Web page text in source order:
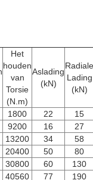
Het
houden
van
Torsie
(N.m)
Aslading
(kN)
Radiale
Lading
(kN)
1800 22
15
9200 16
27
13200 34
58
20400 50
80
30800 60
130
40560 77
190